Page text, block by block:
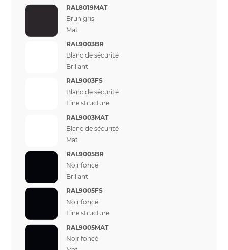
RAL8019MAT
Brun gris
Mat
RAL9003BR
Blanc de sécurité
Brillant
RAL9003FS
Blanc de sécurité
Fine structure
RAL9003MAT
Blanc de sécurité
Mat
RAL9005BR
Noir foncé
Brillant
RAL9005FS
Noir foncé
Fine structure
RAL9005MAT
Noir foncé